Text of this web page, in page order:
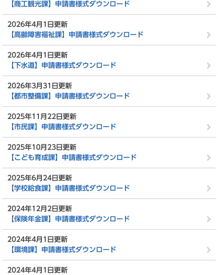
【商工観光課】申請書様式ダウンロード
2026年4月1日更新
【高齢障害福祉課】申請書様式ダウンロード
2026年4月1日更新
【下水道】申請書様式ダウンロード
2026年3月31日更新
【都市整備課】申請書様式ダウンロード
2025年11月22日更新
【市民課】申請書様式ダウンロード
2025年10月23日更新
【こども育成課】申請書様式ダウンロード
2025年6月24日更新
【学校給食課】申請書様式ダウンロード
2024年12月2日更新
【保険年金課】申請書様式ダウンロード
2024年4月1日更新
【環境課】申請書様式ダウンロード
2024年4月1日更新